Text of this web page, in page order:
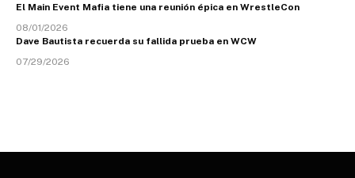
El Main Event Mafia tiene una reunión épica en WrestleCon
08/01/2026
Dave Bautista recuerda su fallida prueba en WCW
07/29/2026